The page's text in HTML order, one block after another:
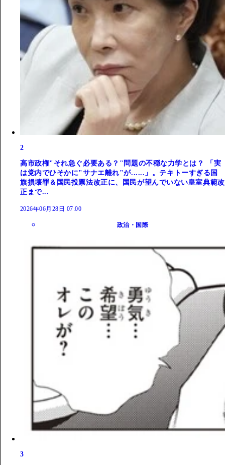
2
高市政権"それ急ぐ必要ある？"問題の不穏な力学とは？ 「実
は党内でひそかに"サナエ離れ"が......」。テキトーすぎる国
旗損壊罪＆国民投票法改正に、国民が望んでいない皇室典範改
正まで...
2026年06月28日 07:00
政治・国際
3